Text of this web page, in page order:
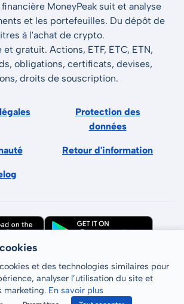
MoneyPeak suit et analyse
et les portefeuilles. Du dépôt de
à l'achat de crypto.
gratuit. Actions, ETF, ETC, ETN,
obligations, certificats, devises,
droits de souscription.
Protection des
données
Retour d'information
réservés © LCP GmbH 2026
et des technologies similaires pour
analyser l’utilisation du site et
marketing. En savoir plus